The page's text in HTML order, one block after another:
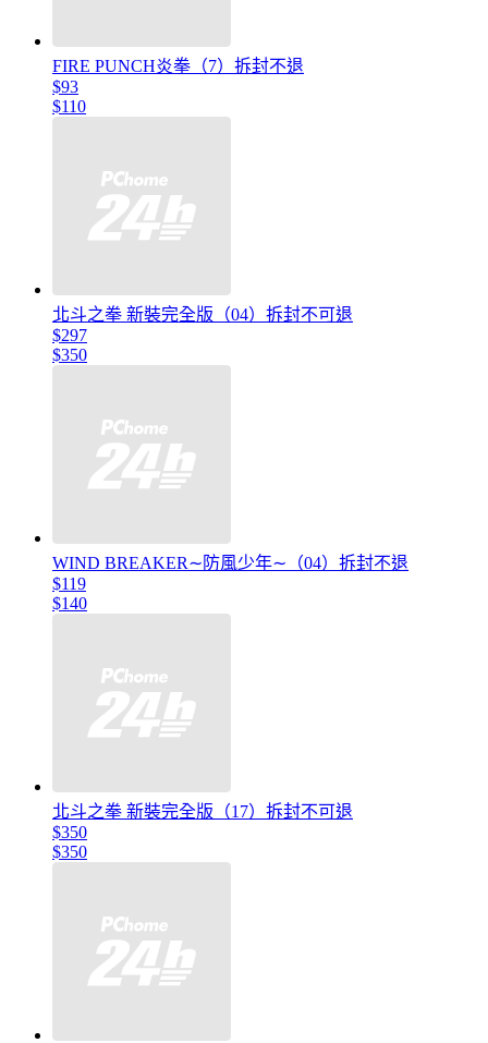
FIRE PUNCH炎拳（7）拆封不退
$93
$110
北斗之拳 新裝完全版（04）拆封不可退
$297
$350
WIND BREAKER∼防風少年∼（04）拆封不退
$119
$140
北斗之拳 新裝完全版（17）拆封不可退
$350
$350